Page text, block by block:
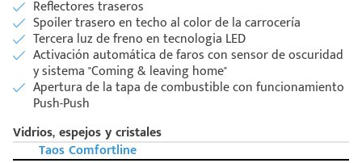
Reflectores traseros
Spoiler trasero en techo al color de la carrocería
Tercera luz de freno en tecnologia LED
Activación automática de faros con sensor de oscuridad
y sistema "Coming & leaving home"
Apertura de la tapa de combustible con funcionamiento
Push-Push
Vidrios, espejos y cristales
Taos Comfortline